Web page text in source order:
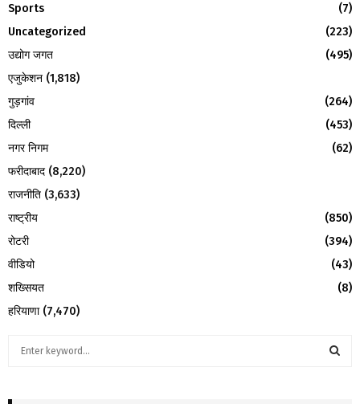
Sports
(7)
Uncategorized
(223)
उद्योग जगत
(495)
एजुकेशन (1,818)
गुड़गांव
(264)
दिल्ली
(453)
नगर निगम
(62)
फरीदाबाद (8,220)
राजनीति (3,633)
राष्ट्रीय
(850)
रोटरी
(394)
वीडियो
(43)
शख्सियत
(8)
हरियाणा(7,470)